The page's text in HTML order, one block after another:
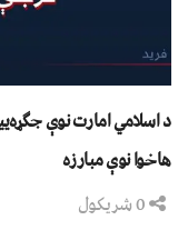
د اسلامي امارت نوې
هاخوا نوې مبارزه